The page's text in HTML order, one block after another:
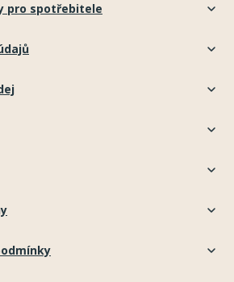
pro spotřebitele